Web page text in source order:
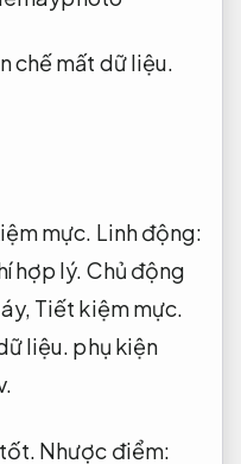
chế mất dữ liệu.
mực. Linh động:
hợp lý. Chủ động
Tiết kiệm mực.
liệu. phụ kiện
Nhược điểm: